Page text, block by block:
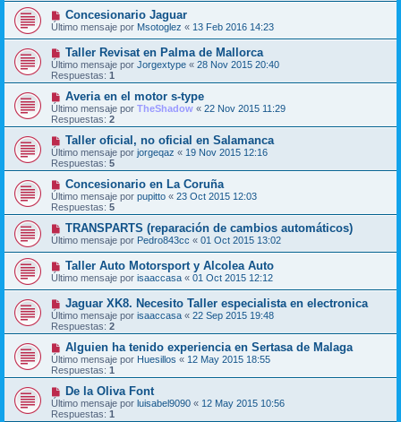
Concesionario Jaguar
Último mensaje por Msotoglez « 13 Feb 2016 14:23
Taller Revisat en Palma de Mallorca
Último mensaje por Jorgextype « 28 Nov 2015 20:40
Respuestas: 1
Averia en el motor s-type
Último mensaje por TheShadow « 22 Nov 2015 11:29
Respuestas: 2
Taller oficial, no oficial en Salamanca
Último mensaje por jorgeqaz « 19 Nov 2015 12:16
Respuestas: 5
Concesionario en La Coruña
Último mensaje por pupitto « 23 Oct 2015 12:03
Respuestas: 5
TRANSPARTS (reparación de cambios automáticos)
Último mensaje por Pedro843cc « 01 Oct 2015 13:02
Taller Auto Motorsport y Alcolea Auto
Último mensaje por isaaccasa « 01 Oct 2015 12:12
Jaguar XK8. Necesito Taller especialista en electronica
Último mensaje por isaaccasa « 22 Sep 2015 19:48
Respuestas: 2
Alguien ha tenido experiencia en Sertasa de Malaga
Último mensaje por Huesillos « 12 May 2015 18:55
Respuestas: 1
De la Oliva Font
Último mensaje por luisabel9090 « 12 May 2015 10:56
Respuestas: 1